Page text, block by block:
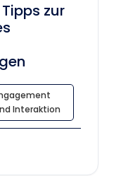
zur
Interaktion